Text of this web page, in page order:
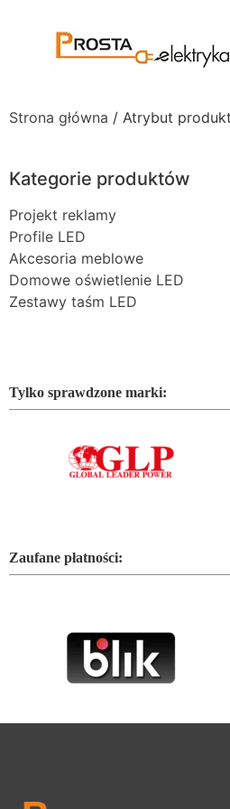
Strona główna / Atrybut
Kategorie produktów
Projekt reklamy
Profile LED
Akcesoria meblowe
Domowe oświetlenie LED
Zestawy taśm LED
Tylko sprawdzone marki:
Zaufane płatności: